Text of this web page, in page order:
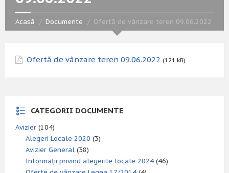
Acasă Documente Ofertă de vânzare teren 09.06.2022
Ofertă de vânzare teren 09.06.2022 (121 kB)
CATEGORII DOCUMENTE
Avizier (104)
Alegeri Locale 2020 (3)
Avizier General (38)
Informații privind alegerile locale 2024 (46)